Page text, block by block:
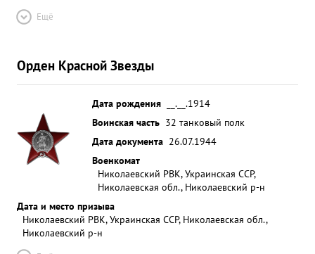
Ещё
Орден Красной Звезды
Дата рождения
__.__.1914
Воинская часть 32 танковый полк
Дата документа 26.07.1944
Военкомат
Николаевский РВК, Украинская ССР,
Николаевская обл., Николаевский р-н
Дата и место призыва
Николаевский РВК, Украинская ССР, Николаевская обл.,
Николаевский р-н